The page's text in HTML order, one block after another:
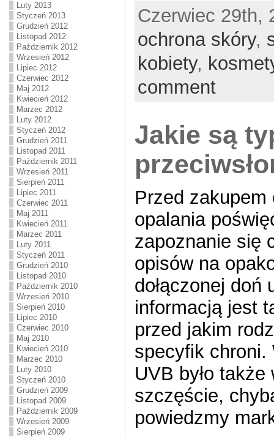
Luty 2013
Styczeń 2013
Grudzień 2012
Listopad 2012
Październik 2012
Wrzesień 2012
Lipiec 2012
Czerwiec 2012
Maj 2012
Kwiecień 2012
Marzec 2012
Luty 2012
Styczeń 2012
Grudzień 2011
Listopad 2011
Październik 2011
Wrzesień 2011
Sierpień 2011
Lipiec 2011
Czerwiec 2011
Maj 2011
Kwiecień 2011
Marzec 2011
Luty 2011
Styczeń 2011
Grudzień 2010
Listopad 2010
Październik 2010
Wrzesień 2010
Sierpień 2010
Lipiec 2010
Czerwiec 2010
Maj 2010
Kwiecień 2010
Marzec 2010
Luty 2010
Styczeń 2010
Grudzień 2009
Listopad 2009
Październik 2009
Wrzesień 2009
Sierpień 2009
Czerwiec 29th,
ochrona skóry,
kobiety,
comment
Jakie są
Przed
opalania
zapoznanie się
opisów na
dołączonej doń
informacją jest
przed jakim
specyfik chroni.
UVB było
szczęście,
powiedzmy